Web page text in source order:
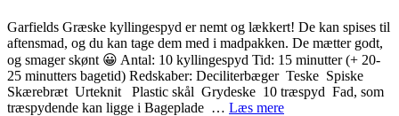
Garfields Græske kyllingespyd er nemt og lækkert! De kan spises til
aftensmad, og du kan tage dem med i madpakken. De mætter godt,
og smager skønt 😀 Antal: 10 kyllingespyd Tid: 15 minutter (+ 20-
25 minutters bagetid) Redskaber: Deciliterbæger Teske Spiske
Skærebræt Urteknit Plastic skål Grydeske 10 træspyd Fad, som
træspydende kan ligge i Bageplade … Læs mereGARFIELDS